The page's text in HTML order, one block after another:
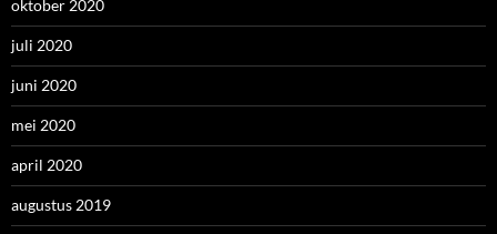
oktober 2020
juli 2020
juni 2020
mei 2020
april 2020
augustus 2019